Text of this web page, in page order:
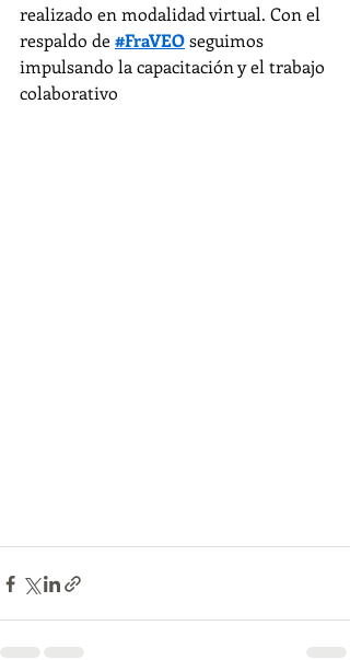
realizado en modalidad virtual. Con el
respaldo de #FraVEO seguimos
impulsando la capacitación y el trabajo
colaborativo